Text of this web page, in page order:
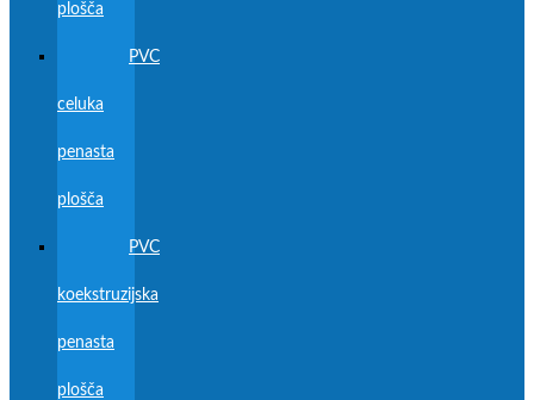
plošča
PVC
celuka
penasta
plošča
PVC
koekstruzijska
penasta
plošča